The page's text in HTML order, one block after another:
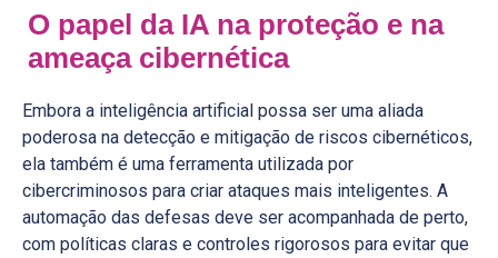
O papel da IA na proteção e na
ameaça cibernética
Embora a inteligência artificial possa ser uma aliada
poderosa na detecção e mitigação de riscos cibernéticos,
ela também é uma ferramenta utilizada por
cibercriminosos para criar ataques mais inteligentes. A
automação das defesas deve ser acompanhada de perto,
com políticas claras e controles rigorosos para evitar que